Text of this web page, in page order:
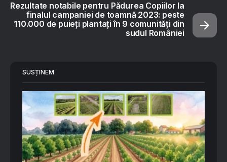
Rezultate notabile pentru Pădurea Copiilor la
finalul campaniei de toamnă 2023: peste
110.000 de puieți plantați în 9 comunități din
sudul României
SUSȚINEM